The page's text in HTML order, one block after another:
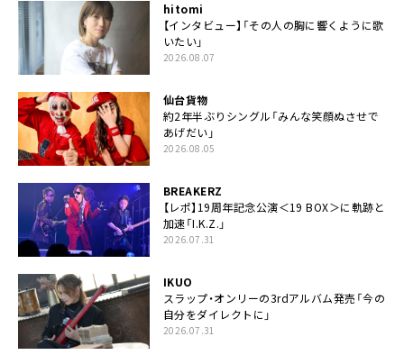
hitomi
【インタビュー】「その人の胸に響くように歌
いたい」
2026.08.07
仙台貨物
約2年半ぶりシングル「みんな笑顔ぬさせで
あげだい」
2026.08.05
BREAKERZ
【レポ】19周年記念公演＜19 BOX＞に軌跡と
加速「I.K.Z.」
2026.07.31
IKUO
スラップ・オンリーの3rdアルバム発売「今の
自分をダイレクトに」
2026.07.31